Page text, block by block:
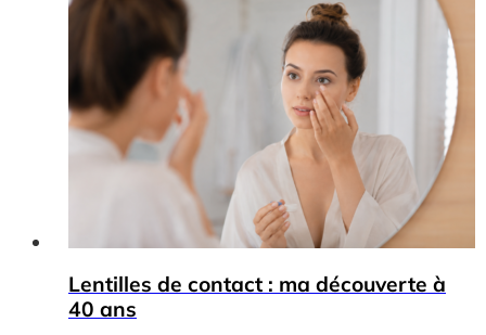
Lentilles de contact : ma découverte à
40 ans